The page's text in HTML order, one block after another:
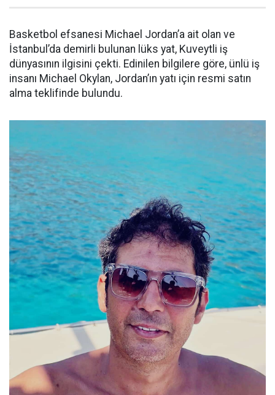
Basketbol efsanesi Michael Jordan’a ait olan ve
İstanbul’da demirli bulunan lüks yat, Kuveytli iş
dünyasının ilgisini çekti. Edinilen bilgilere göre, ünlü iş
insanı Michael Okylan, Jordan’ın yatı için resmi satın
alma teklifinde bulundu.